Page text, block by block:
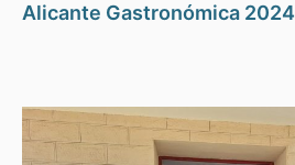
Alicante Gastronómica 2024